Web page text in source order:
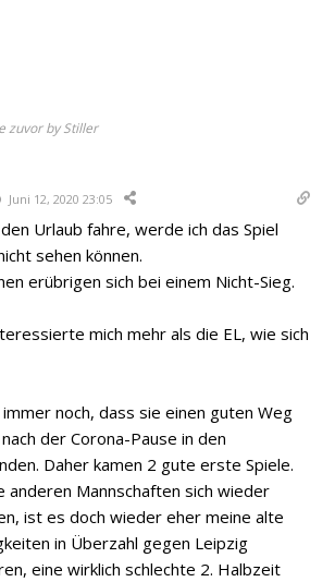
zuvor by Stiller
Juni 12, 2020 23:05
Urlaub fahre, werde ich das Spiel
sehen können.
erübrigen sich bei einem Nicht-Sieg.
mich mehr als die EL, wie sich
noch, dass sie einen guten Weg
der Corona-Pause in den
Daher kamen 2 gute erste Spiele.
anderen Mannschaften sich wieder
ist es doch wieder eher meine alte
in Überzahl gegen Leipzig
eine wirklich schlechte 2. Halbzeit